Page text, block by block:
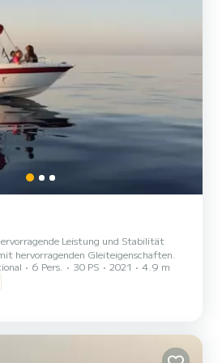
Leistung und Stabilität
hervorragenden Gleiteigenschaften.
6 Pers. 30 PS 2021
4.9 m